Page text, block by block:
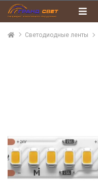
Светодиодные ленты